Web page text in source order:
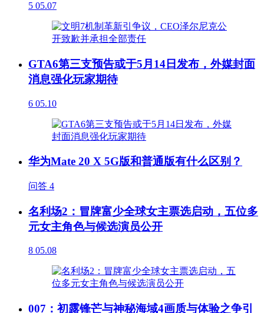
5 05.07
GTA6第三支预告或于5月14日发布，外媒封面
消息强化玩家期待
6 05.10
华为Mate 20 X 5G版和普通版有什么区别？
问答 4
名利场2：冒牌富少全球女主票选启动，五位多
元女主角色与候选演员公开
8 05.08
007：初露锋芒与神秘海域4画质与体验之争引